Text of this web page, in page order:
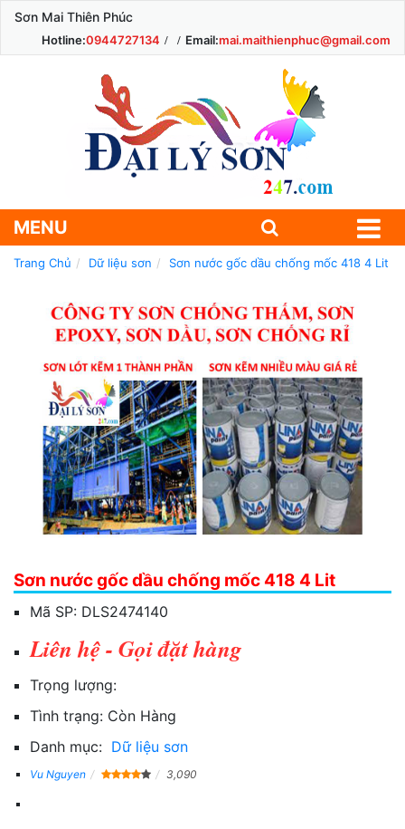
Sơn Mai Thiên Phúc
Hotline:0944727134 Email:mai.maithienphuc@gmail.com
MENU
Trang Chủ Dữ liệu sơn Sơn nước gốc dầu chống mốc 418 4 Lit
Sơn nước gốc dầu chống mốc 418 4 Lit
Mã SP: DLS2474140
Liên hệ - Gọi đặt hàng
Trọng lượng:
Tình trạng: Còn Hàng
Danh mục: Dữ liệu sơn
Vu Nguyen 3,090